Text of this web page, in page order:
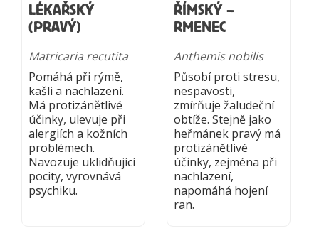
LÉKAŘSKÝ
(PRAVÝ)
Matricaria recutita
Pomáhá při rýmě,
kašli a nachlazení.
Má protizánětlivé
účinky, ulevuje při
alergiích a kožních
problémech.
Navozuje uklidňující
pocity, vyrovnává
psychiku.
ŘÍMSKÝ –
RMENEC
Anthemis nobilis
Působí proti stresu,
nespavosti,
zmírňuje žaludeční
obtíže. Stejně jako
heřmánek pravý má
protizánětlivé
účinky, zejména při
nachlazení,
napomáhá hojení
ran.